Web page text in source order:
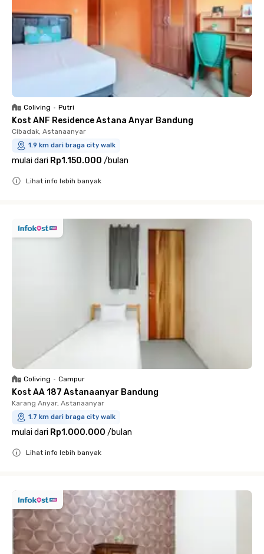
Coliving • Putri
Kost ANF Residence Astana Anyar Bandung
Cibadak, Astanaanyar
1.9 km dari braga city walk
mulai dari Rp1.150.000 /bulan
Lihat info lebih banyak
Coliving • Campur
Kost AA 187 Astanaanyar Bandung
Karang Anyar, Astanaanyar
1.7 km dari braga city walk
mulai dari Rp1.000.000 /bulan
Lihat info lebih banyak